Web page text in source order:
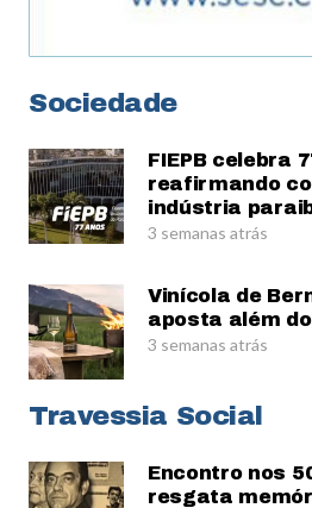
Sociedade
FIEPB celebra
reafirmando
indústria
3 semanas atrás
Vinícola de
aposta além
3 semanas atrás
Travessia Social
Encontro nos
resgata